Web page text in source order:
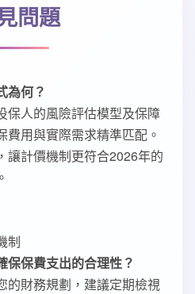
問題
為何？
保人的風險評估模型及保障
用與實際需求精準匹配。
讓計價機制更符合2026年的
制
保保費支出的合理性？
的財務規劃，建議定期檢視